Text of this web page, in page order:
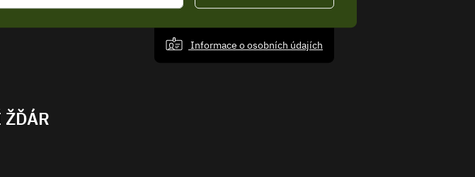
Informace o osobních údajích